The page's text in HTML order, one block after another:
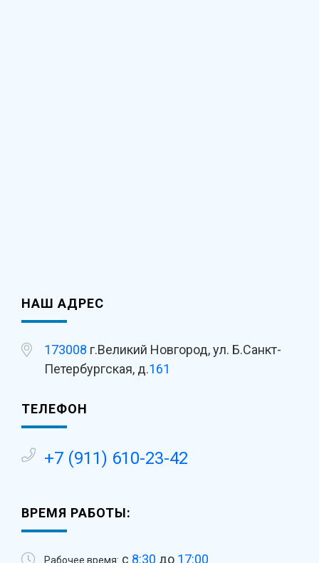
НАШ АДРЕС
173008 г.Великий Новгород, ул. Б.Санкт-
Петербургская, д.161
ТЕЛЕФОН
+7 (911) 610-23-42
ВРЕМЯ РАБОТЫ:
Рабочее время: с 8:30 до 17:00